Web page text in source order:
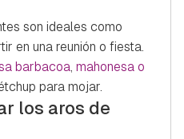
son ideales como
en una reunión o fiesta.
barbacoa, mahonesa o
para mojar.
los aros de